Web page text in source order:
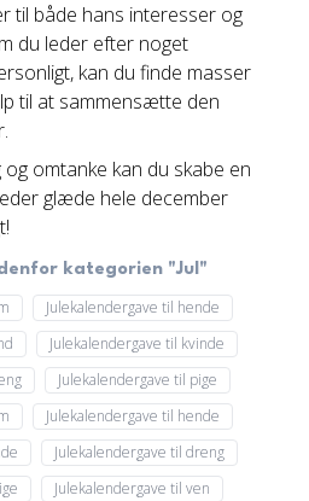
til både hans interesser og
du leder efter noget
kan du finde masser
til at sammensætte den
omtanke kan du skabe en
glæde hele december
kategorien "Jul"
Julekalendergave til hende
Julekalendergave til kvinde
Julekalendergave til pige
Julekalendergave til hende
Julekalendergave til dreng
Julekalendergave til ven